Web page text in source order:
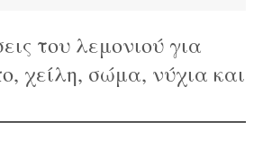
του λεμονιού για
χείλη, σώμα, νύχια και